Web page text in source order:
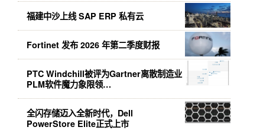
福建中沙上线 SAP ERP 私有云
Fortinet 发布 2026 年第二季度财报
PTC Windchill被评为Gartner离散制造业
PLM软件魔力象限领…
全闪存储迈入全新时代，Dell
PowerStore Elite正式上市